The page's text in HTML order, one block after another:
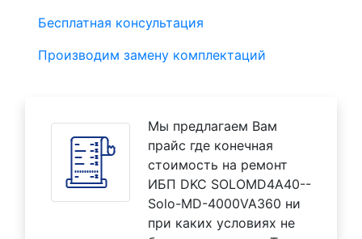
Бесплатная консультация
Производим замену комплектаций
Мы предлагаем Вам
прайс где конечная
стоимость на ремонт
ИБП DKC SOLOMD4A40--
Solo-MD-4000VA360 ни
при каких условиях не